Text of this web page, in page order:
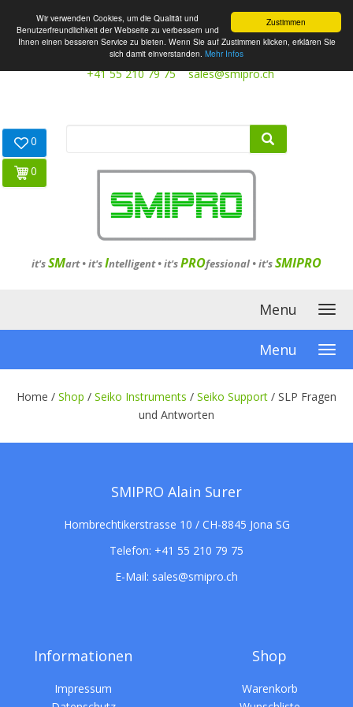
Zustimmen
Wir verwenden Cookies, um die Qualität und
Benutzerfreundlichkeit der Webseite zu verbessern und
Ihnen einen besseren Service zu bieten. Wenn Sie auf Zustimmen klicken, erklären Sie
sich damit einverstanden. Mehr Infos
+41 55 210 79 75 sales@smipro.ch
it'sSMart •it'sIntelligent•it'sPROfessional •it'sSMIPRO
0
0
Menu
Menu
Home / Shop / Seiko Instruments / Seiko Support / SLP Fragen
und Antworten
SMIPRO Alain Surer
Hombrechtikerstrasse 10 / CH-8845 Jona SG
Telefon: +41 55 210 79 75
E-Mail: sales@smipro.ch
Informationen
Impressum
Shop
Warenkorb